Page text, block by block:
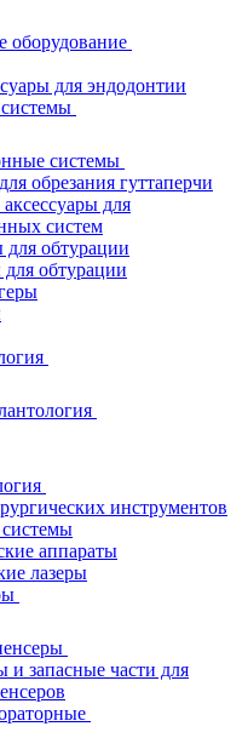
оборудование
для эндодонтии
системы
обрезания гуттаперчи
для
систем
обтурации
обтурации
инструментов
аппараты
лазеры
и запасные части для